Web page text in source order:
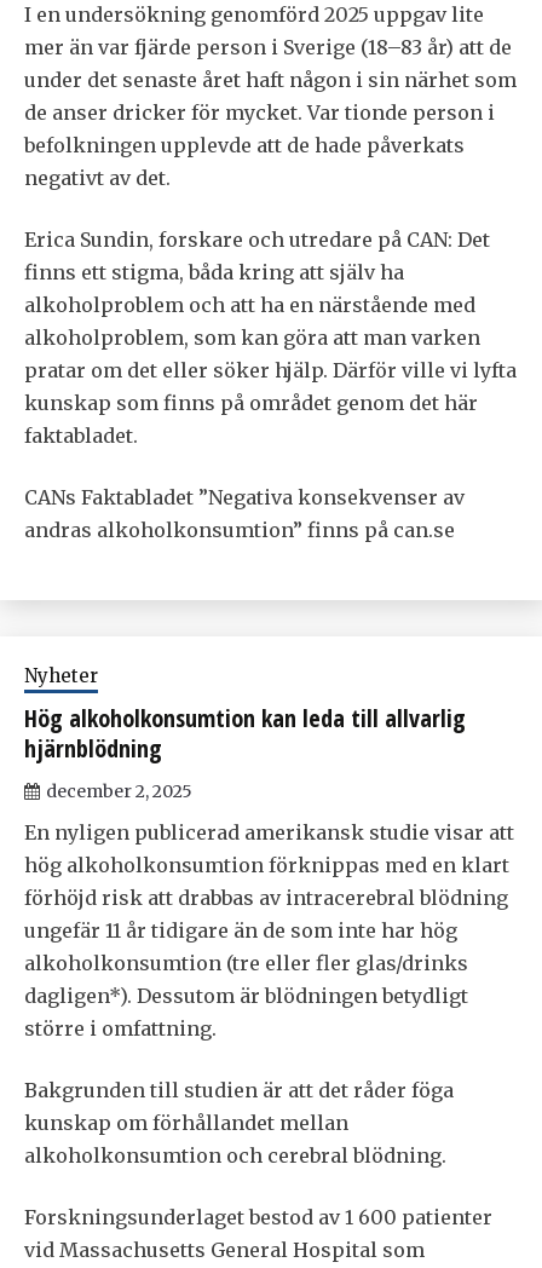
I en undersökning genomförd 2025 uppgav lite
mer än var fjärde person i Sverige (18–83 år) att de
under det senaste året haft någon i sin närhet som
de anser dricker för mycket. Var tionde person i
befolkningen upplevde att de hade påverkats
negativt av det.
Erica Sundin, forskare och utredare på CAN: Det
finns ett stigma, båda kring att själv ha
alkoholproblem och att ha en närstående med
alkoholproblem, som kan göra att man varken
pratar om det eller söker hjälp. Därför ville vi lyfta
kunskap som finns på området genom det här
faktabladet.
CANs Faktabladet ”Negativa konsekvenser av
andras alkoholkonsumtion” finns på can.se
Nyheter
Hög alkoholkonsumtion kan leda till allvarlig
hjärnblödning
december 2, 2025
En nyligen publicerad amerikansk studie visar att
hög alkoholkonsumtion förknippas med en klart
förhöjd risk att drabbas av intracerebral blödning
ungefär 11 år tidigare än de som inte har hög
alkoholkonsumtion (tre eller fler glas/drinks
dagligen*). Dessutom är blödningen betydligt
större i omfattning.
Bakgrunden till studien är att det råder föga
kunskap om förhållandet mellan
alkoholkonsumtion och cerebral blödning.
Forskningsunderlaget bestod av 1 600 patienter
vid Massachusetts General Hospital som